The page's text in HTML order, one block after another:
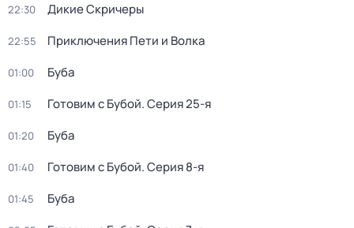
22:30 Дикие Скричеры
22:55 Приключения Пети и Волка
01:00 Буба
01:15 Готовим с Бубой. Серия 25-я
01:20 Буба
01:40 Готовим с Бубой. Серия 8-я
01:45 Буба